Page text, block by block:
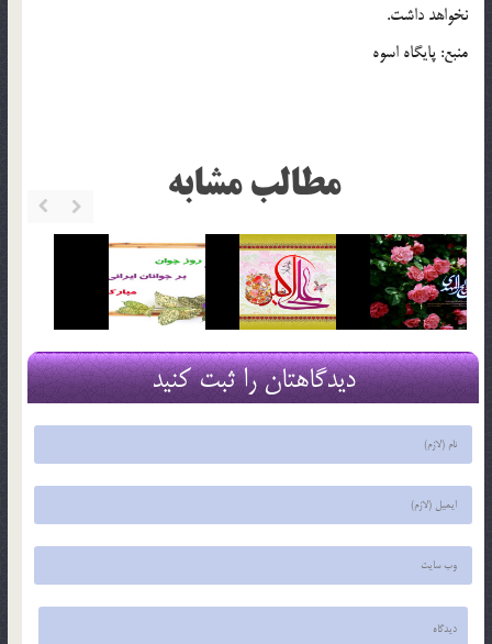
نخواهد داشت.
منبع: پایگاه اسوه
مطالب مشابه
دیدگاهتان را ثبت کنید